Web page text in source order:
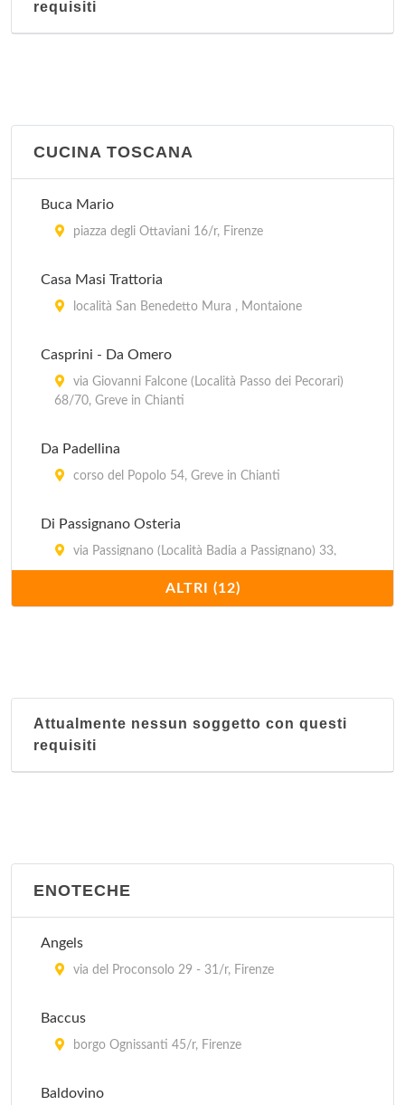
requisiti
CUCINA TOSCANA
Buca Mario
piazza degli Ottaviani 16/r, Firenze
Casa Masi Trattoria
località San Benedetto Mura , Montaione
Casprini - Da Omero
via Giovanni Falcone (Località Passo dei Pecorari)
68/70, Greve in Chianti
Da Padellina
corso del Popolo 54, Greve in Chianti
Di Passignano Osteria
via Passignano (Località Badia a Passignano) 33,
Tavernelle Val di Pesa
località Petrognano 4, Barberino Val d'Elsa
Il Frantoio
La Gramola
via delle Fonti 1, Tavernelle Val di Pesa
Le Cernacchie Trattoria
località La Panca 11, Greve in Chianti
Orcagna
piazza della Signoria 1/r, Firenze
ALTRI (12)
Attualmente nessun soggetto con questi
requisiti
ENOTECHE
Angels
via del Proconsolo 29 - 31/r, Firenze
Baccus
borgo Ognissanti 45/r, Firenze
Baldovino